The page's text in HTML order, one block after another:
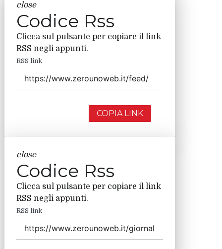
close
Codice Rss
Clicca sul pulsante per copiare il link
RSS negli appunti.
RSS link
COPIA LINK
close
Codice Rss
Clicca sul pulsante per copiare il link
RSS negli appunti.
RSS link